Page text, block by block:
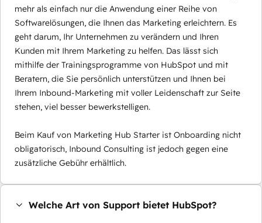
mehr als einfach nur die Anwendung einer Reihe von
Softwarelösungen, die Ihnen das Marketing erleichtern. Es
geht darum, Ihr Unternehmen zu verändern und Ihren
Kunden mit Ihrem Marketing zu helfen. Das lässt sich
mithilfe der Trainingsprogramme von HubSpot und mit
Beratern, die Sie persönlich unterstützen und Ihnen bei
Ihrem Inbound-Marketing mit voller Leidenschaft zur Seite
stehen, viel besser bewerkstelligen.
Beim Kauf von Marketing Hub Starter ist Onboarding nicht
obligatorisch, Inbound Consulting ist jedoch gegen eine
zusätzliche Gebühr erhältlich.
Welche Art von Support bietet HubSpot?